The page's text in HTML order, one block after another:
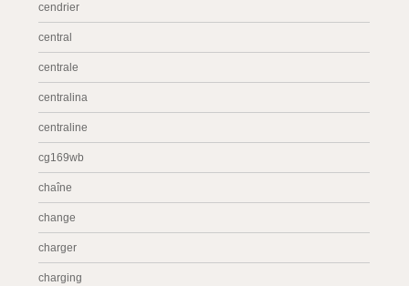
cendrier
central
centrale
centralina
centraline
cg169wb
chaîne
change
charger
charging